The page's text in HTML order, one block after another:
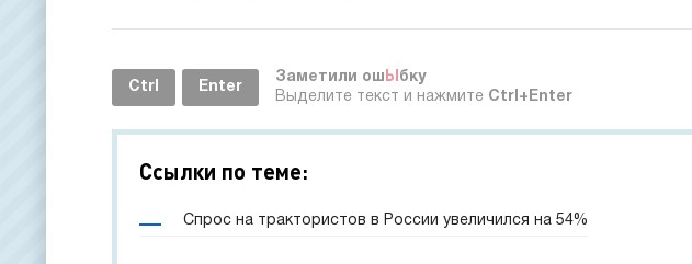
Ctrl Enter
Заметили ош Ы бку
Выделите текст и нажмите Ctrl+Enter
Ссылки по теме:
Спрос на трактористов в России увеличился на 54%